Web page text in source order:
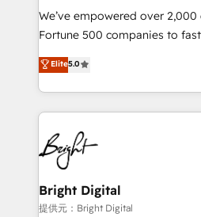
Marketing Enablement
2018 Website Design HubSpot
Growth-Driven Design Agency
Sales Enablement HubSpot
HubSpot COS Performance
COS Design Award 🏆2013
Partner 📆Founded in 1997
We’ve empowered over
Fortune 500 companies to
and nonprofits — to streamline
revenue, and unlock the full
With deep technical and
automation, integration, and
lasting impact. We specialize in: • Turnkey and end-
to-end HubSpot
Sales, Service, Marketing &
and chat agents, predictive
workflows • Salesforce +
Elite5.0
Bright Digital
提供元：Bright Digital